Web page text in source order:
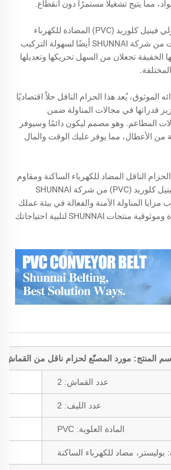
مما يتيح تشغيلًا مستمرًا دون انقطاع.
تم تصميم سيور النقل البولي فينيل كلوريد (PVC) المضادة للكهرباء
الساكنة والمقاومة للزيوت من شركة SHUNNAI أيضًا لسهولة التركيب
الخفيفة تجعلان من السهل تحريكها وتعديلها
الموثوق، يُعد هذا الحزام الناقل حلاً اقتصاديًا
قدراتها في مجالات المناولة ضمن
المطاعم. وهو مصمم ليكون دائمًا وسيوفر
من الأعطال، مما يوفر عليك الوقت والمال
الناقل المضاد للكهرباء الساكنة ومقاوم
الزيوت من مادة البولي فينيل كلوريد (PVC) من شركة SHUNNAI
المناولة الآمنة والفعالة في بيئة عملك
الصناعية. اعتمد على جودة وموثوقية منتجات SHUNNAI لتلبية احتياجاتك
اسم المنتج: مورد المصنّع لحزام ناقل من القماش
عدد القماش: 2
عدد الليف: 2
المادة العلوية: PVC
بوليستر، مضاد للكهرباء الساكنة